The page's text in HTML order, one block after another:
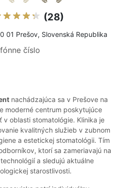
(28)
01 Prešov, Slovenská Republika
číslo
nachádzajúca sa v Prešove na
moderné centrum poskytujúce
v oblasti stomatológie. Klinika je
kvalitných služieb v zubnom
a estetickej stomatológii. Tím
ktorí sa zameriavajú na
a sledujú aktuálne
starostlivosti.